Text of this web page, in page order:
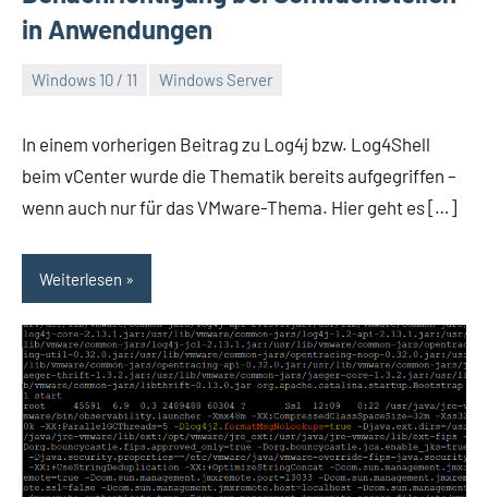
in Anwendungen
Windows 10 / 11 Windows Server
2021
In einem vorherigen Beitrag zu Log4j bzw. Log4Shell
beim vCenter wurde die Thematik bereits aufgegriffen –
wenn auch nur für das VMware-Thema. Hier geht es […]
Weiterlesen